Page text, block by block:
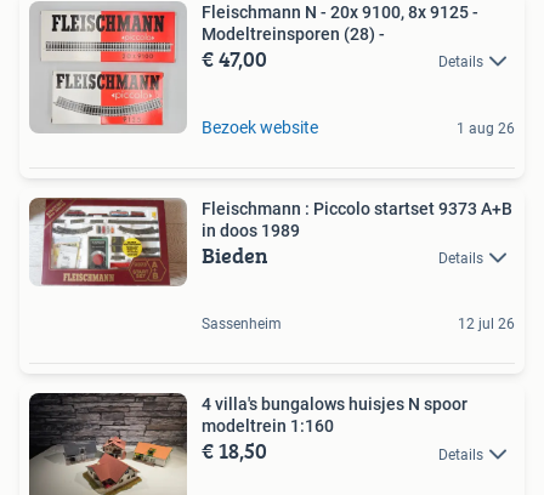
Fleischmann N - 20x 9100, 8x 9125 -
Modeltreinsporen (28) -
€ 47,00 Details
Bezoek website 1 aug 26
Fleischmann : Piccolo startset 9373 A+B
in doos 1989
Bieden Details
Sassenheim 12 jul 26
4 villa's bungalows huisjes N spoor
modeltrein 1:160
€ 18,50 Details